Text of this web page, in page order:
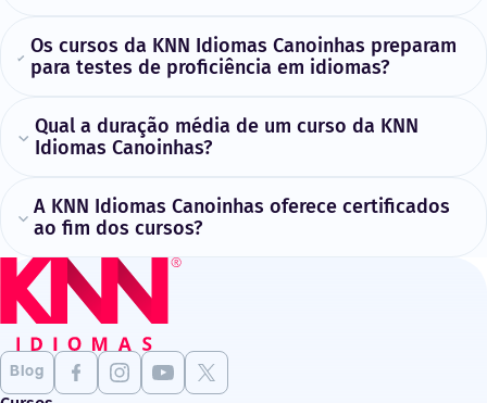
Os cursos da KNN Idiomas Canoinhas preparam
para testes de proficiência em idiomas?
Qual a duração média de um curso da KNN
Idiomas Canoinhas?
A KNN Idiomas Canoinhas oferece certificados
ao fim dos cursos?
Blog